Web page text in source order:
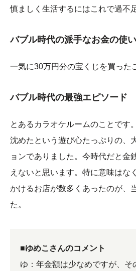
慎ましく生活するにはこれで過不
バブル時代の派手なお金の使
一気に30万円分の宝くじを買った
バブル時代の最強エピソード
とあるカラオケルームのことです
沈めたという遊び心たっぷりの、
ョンでありました。今時代だと金
えないと思います。特に意味はな
かけるお店が数多くあったのが、
た。
■ゆめこさんのコメント
ゆ：年金額は少なめですが、そ